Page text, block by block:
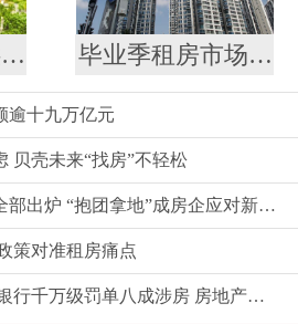
22城首批集中供地计划全部出炉 “抱团拿地”成房企应对新策略 毕业季租房市场升温 新政策对准租房痛点
逾十九万亿元
贝壳未来“找房”不轻松
22城首批集中供地计划全部出炉 “抱团拿地”成房企应对新策略
策对准租房痛点
严查资金违规输血楼市 银行千万级罚单八成涉房 房地产金融强监管态势延续